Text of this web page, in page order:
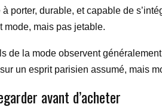
porter, durable, et capable de
mode, mais pas jetable.
de la mode observent
un esprit parisien assumé, mais
avant d’acheter